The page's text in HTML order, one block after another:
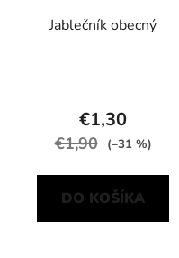
Jablečník obecný
€1,30
€1,90 (–31 %)
DO KOŠÍKA